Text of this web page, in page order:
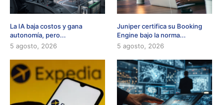
La IA baja costos y gana
autonomía, pero...
5 agosto, 2026
Juniper certifica su Booking
Engine bajo la norma...
5 agosto, 2026